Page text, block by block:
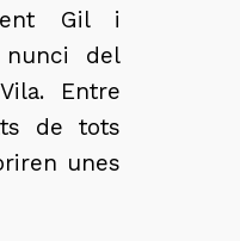
Gil i
nunci del
Entre
de tots
unes